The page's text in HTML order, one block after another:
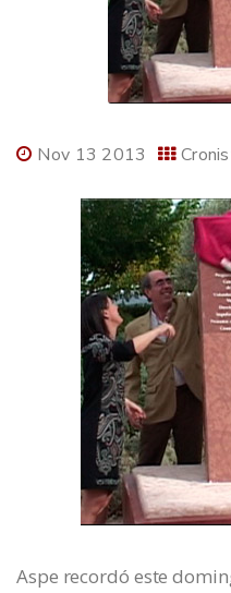
Nov 13 2013
Aspe recordó este